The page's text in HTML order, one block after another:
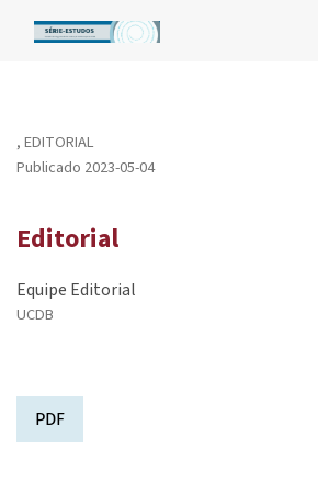
,EDITORIAL
Editorial
Publicado 2023-05-04
Equipe Editorial
UCDB
PDF